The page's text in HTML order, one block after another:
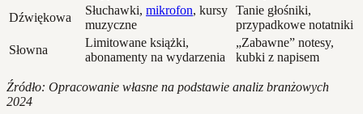
Dźwiękowa
Słuchawki, mikrofon, kursy
muzyczne
Tanie głośniki,
przypadkowe notatniki
Słowna
Limitowane książki,
abonamenty na wydarzenia
„Zabawne” notesy,
kubki z napisem
Źródło: Opracowanie własne na podstawie analiz branżowych
2024